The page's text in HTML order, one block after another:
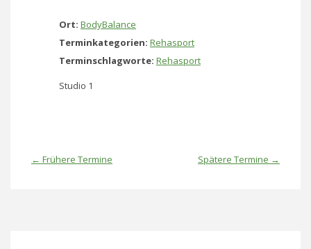
Ort: BodyBalance
Terminkategorien: Rehasport
Terminschlagworte: Rehasport
Studio 1
Spätere Termine →
← Frühere Termine